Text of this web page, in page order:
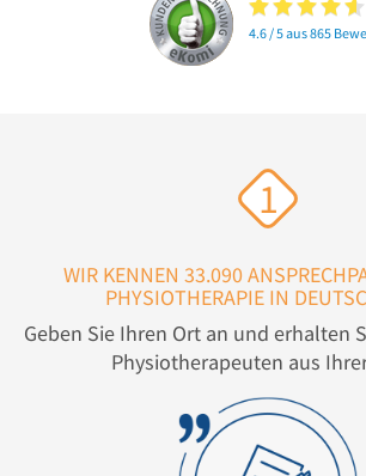
4.6 / 5 aus 865
1
WIR KENNEN 33.090
PHYSIOTHERAPIE IN
Geben Sie Ihren Ort an und erhalten
Physiotherapeuten aus